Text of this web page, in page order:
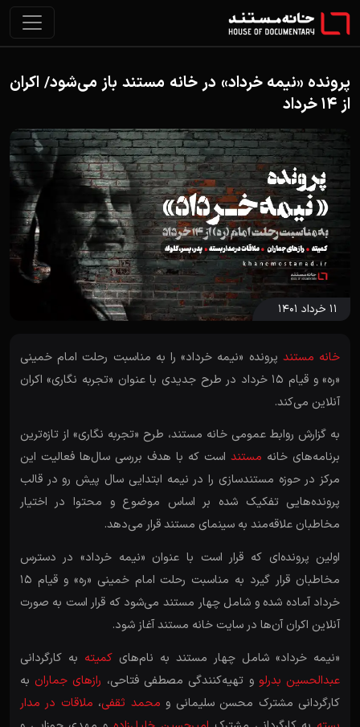
پرونده «نیمه خرداد» در خانه مستند باز می‌شود/ اکران
از 14 خرداد
۱۱ خرداد ۱۴۰۱
خانه مستند پرونده «نیمه خرداد» را به مناسبت رحلت امام خمینی
«ره» و قیام ۱۵ خرداد در طرح جدیدی با عنوان «تجربه نگاری» اکران
آنلاین می‌کند.
به گزارش روابط عمومی خانه مستند، طرح «تجربه نگاری» از تازه‌ترین
برنامه‌های خانه مستنداست که با هدف بررسی سال‌ها فعالیت این
مرکز در حوزه مستندسازی را در نیمه ابتدایی سال پیش رو در قالب
پرونده‌هایی تفکیک شده بر اساس موضوع و محتوا در اختیار
مخاطبان علاقه‌مند به سینمای مستند قرار می‌دهد.
اولین پرونده‌ای که قرار است با عنوان «نیمه خرداد» در دسترس
مخاطبان قرار گیرد به مناسبت رحلت امام خمینی «ره» و قیام ۱۵
خرداد آماده شده و شامل چهار مستند می‌شود که قرار است به صورت
آنلاین اکران آن‌ها در سایت خانه مستند آغاز شود.
«نیمه خرداد» شامل چهار مستند به نام‌هایکمیته به کارگردانی
عبدالحسین بدرلو و تهیه‌کنندگی مصطفی فتاحی، رازهای جماران به
کارگردانی مشترک محسن سلیمانی و محمد ثقفی، ملاقات در مدار